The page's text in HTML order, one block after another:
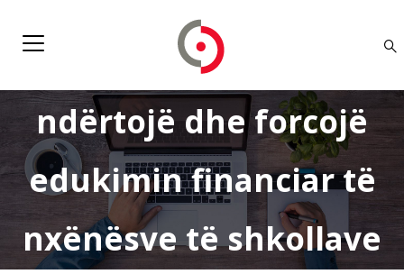
trajnimeve, do të
ndërtojë dhe forcojë
edukimin financiar të
nxënësve të shkollave